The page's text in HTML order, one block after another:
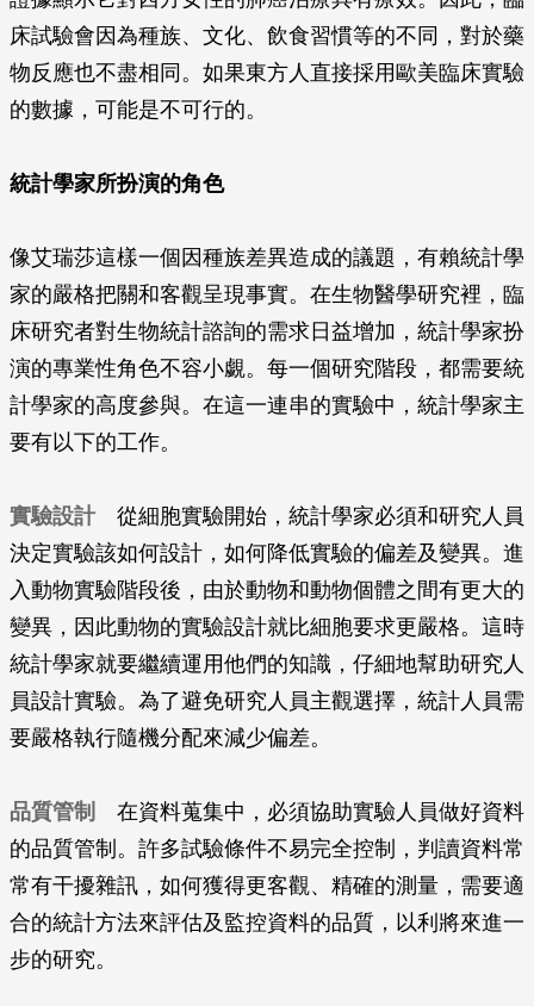
床試驗會因為種族、文化、飲食習慣等的不同，對於藥
物反應也不盡相同。如果東方人直接採用歐美臨床實驗
的數據，可能是不可行的。
統計學家所扮演的角色
像艾瑞莎這樣一個因種族差異造成的議題，有賴統計學
家的嚴格把關和客觀呈現事實。在生物醫學研究裡，臨
床研究者對生物統計諮詢的需求日益增加，統計學家扮
演的專業性角色不容小覷。每一個研究階段，都需要統
計學家的高度參與。在這一連串的實驗中，統計學家主
要有以下的工作。
實驗設計從細胞實驗開始，統計學家必須和研究人員
決定實驗該如何設計，如何降低實驗的偏差及變異。進
入動物實驗階段後，由於動物和動物個體之間有更大的
變異，因此動物的實驗設計就比細胞要求更嚴格。這時
統計學家就要繼續運用他們的知識，仔細地幫助研究人
員設計實驗。為了避免研究人員主觀選擇，統計人員需
要嚴格執行隨機分配來減少偏差。
品質管制
在資料蒐集中，必須協助實驗人員做好資料
的品質管制。許多試驗條件不易完全控制，判讀資料常
常有干擾雜訊，如何獲得更客觀、精確的測量，需要適
合的統計方法來評估及監控資料的品質，以利將來進一
步的研究。